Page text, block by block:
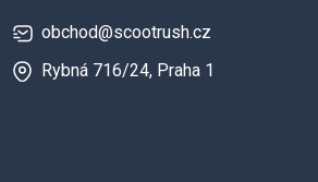
obchod@scootrush.cz
Rybná 716/24, Praha 1